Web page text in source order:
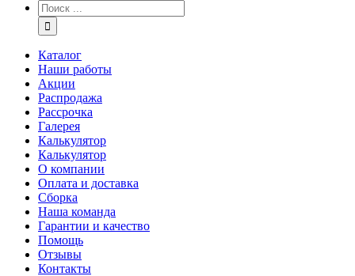
Каталог
Наши работы
Акции
Распродажа
Рассрочка
Галерея
Калькулятор
Калькулятор
О компании
Оплата и доставка
Сборка
Наша команда
Гарантии и качество
Помощь
Отзывы
Контакты